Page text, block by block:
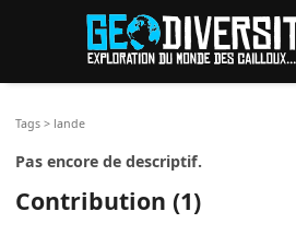
Tags > lande
Pas encore de descriptif.
Contribution (1)